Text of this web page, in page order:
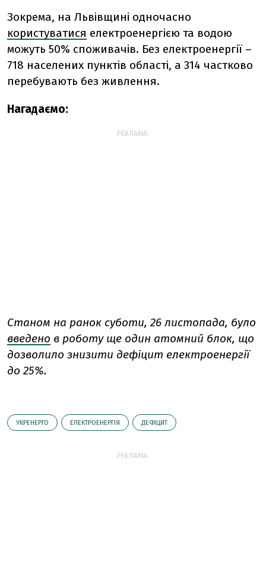
Зокрема, на Львівщині одночасно
користуватися електроенергією та водою
можуть 50% споживачів. Без електроенергії –
718 населених пунктів області, а 314 частково
перебувають без живлення.
Нагадаємо:
РЕКЛАМА:
Станом на ранок суботи, 26 листопада, було
введено в роботу ще один атомний блок, що
дозволило знизити дефіцит електроенергії
до 25%.
УКРЕНЕРГО ЕЛЕКТРОЕНЕРГІЯ ДЕФІЦИТ
РЕКЛАМА: